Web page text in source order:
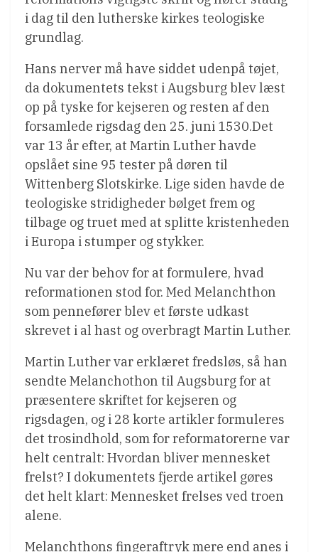
i dag til den lutherske kirkes teologiske
grundlag.
Hans nerver må have siddet udenpå tøjet,
da dokumentets tekst i Augsburg blev læst
op på tyske for kejseren og resten af den
forsamlede rigsdag den 25. juni 1530.Det
var 13 år efter, at Martin Luther havde
opslået sine 95 tester på døren til
Wittenberg Slotskirke. Lige siden havde de
teologiske stridigheder bølget frem og
tilbage og truet med at splitte kristenheden
i Europa i stumper og stykker.
Nu var der behov for at formulere, hvad
reformationen stod for. Med Melanchthon
som pennefører blev et første udkast
skrevet i al hast og overbragt Martin Luther.
Martin Luther var erklæret fredsløs, så han
sendte Melanchothon til Augsburg for at
præsentere skriftet for kejseren og
rigsdagen, og i 28 korte artikler formuleres
det trosindhold, som for reformatorerne var
helt centralt: Hvordan bliver mennesket
frelst? I dokumentets fjerde artikel gøres
det helt klart: Mennesket frelses ved troen
alene.
Melanchthons fingeraftryk mere end anes i